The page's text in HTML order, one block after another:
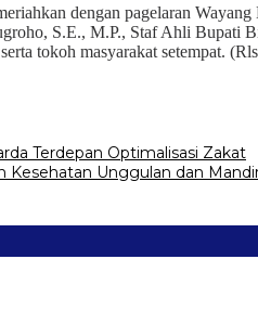
dengan pagelaran
S.E., M.P., Staf Ahli Bupati
tokoh masyarakat setempat.
Terdepan Optimalisasi Zakat
Kesehatan Unggulan dan